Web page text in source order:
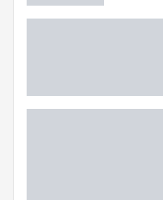
Główny kolor